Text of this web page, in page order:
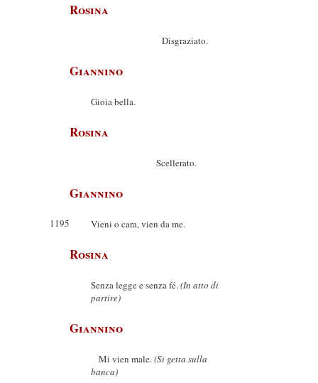
Rosina
Disgraziato.
Giannino
Gioia bella.
Rosina
Scellerato.
Giannino
1195 Vieni o cara, vien da me.
Rosina
Senza legge e senza fé.(In atto di
partire)
Giannino
Mi vien male.(Si getta sulla
banca)